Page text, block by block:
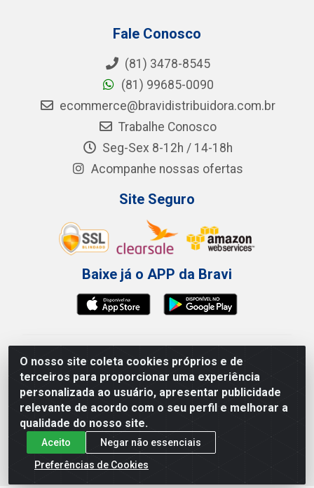
O nosso site coleta cookies próprios e de
terceiros para proporcionar uma experiência
personalizada ao usuário, apresentar publicidade
relevante de acordo com o seu perfil e melhorar a
qualidade do nosso site.
Aceito
Negar não essenciais
Preferências de Cookies
Fale Conosco
(81) 3478-8545
(81) 99685-0090
ecommerce@bravidistribuidora.com.br
Trabalhe Conosco
Seg-Sex 8-12h / 14-18h
Acompanhe nossas ofertas
Site Seguro
Baixe já o APP da Bravi
Bravi Consumíveis de Higiene e Descartáveis EIRELI -
CNPJ 19.457.137/0001-06
Av. Sul Gov. Cid Sampaio, 3125 - Galpão 000A -
Imbiribeira - Recife/PE - CEP 51.150-010